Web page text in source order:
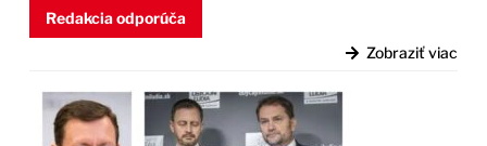
Redakcia odporúča
Zobraziť viac